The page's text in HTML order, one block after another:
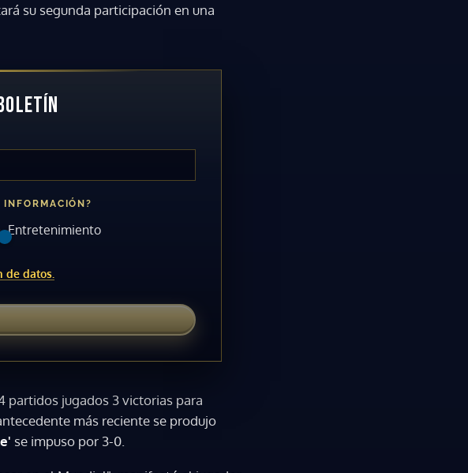
su segunda participación en una
Entretenimiento
de datos.
boletín.
partidos jugados 3 victorias para
más reciente se produjo
se impuso por 3-0.